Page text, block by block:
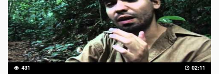
431 02:11